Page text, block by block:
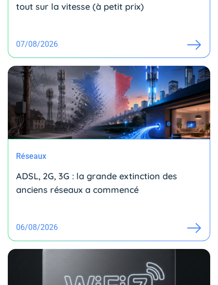
tout sur la vitesse (à petit prix)
07/08/2026
Réseaux
ADSL, 2G, 3G : la grande extinction des
anciens réseaux a commencé
06/08/2026